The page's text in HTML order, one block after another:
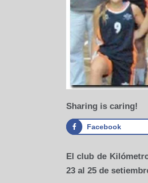
Sharing is caring!
Facebook
El club de
23 al 25 de